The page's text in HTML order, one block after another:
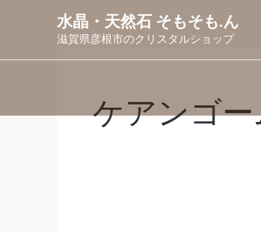
ッ
水晶・天然石 そもそも.ん
滋賀県彦根市のクリスタルショップ
ケアンゴ